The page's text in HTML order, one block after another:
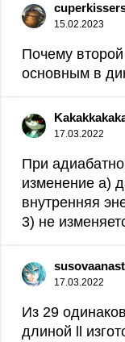
15.02.2023
Почему
основным в
17.03.2022
При
изменение а)
внутренняя
3) не
17.03.2022
Из 29
длиной ll